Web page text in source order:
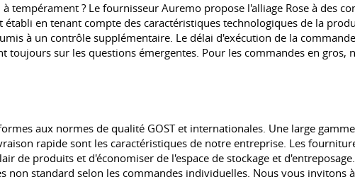
tempérament ? Le fournisseur Auremo propose l'alliage Rose à des
en tenant compte des caractéristiques technologiques de la
à un contrôle supplémentaire. Le délai d'exécution de la
toujours sur les questions émergentes. Pour les commandes en gros,
aux normes de qualité GOST et internationales. Une large
rapide sont les caractéristiques de notre entreprise. Les
de produits et d'économiser de l'espace de stockage et
non standard selon les commandes individuelles. Nous vous invitons